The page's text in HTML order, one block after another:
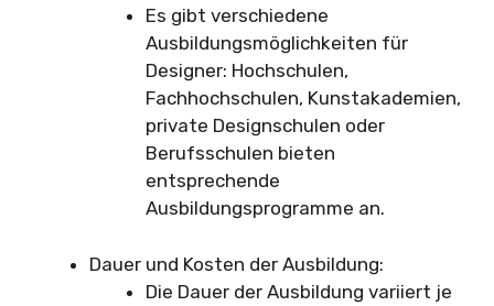
Es gibt verschiedene
Ausbildungsmöglichkeiten für
Designer: Hochschulen,
Fachhochschulen, Kunstakademien,
private Designschulen oder
Berufsschulen bieten
entsprechende
Ausbildungsprogramme an.
Dauer und Kosten der Ausbildung:
Die Dauer der Ausbildung variiert je